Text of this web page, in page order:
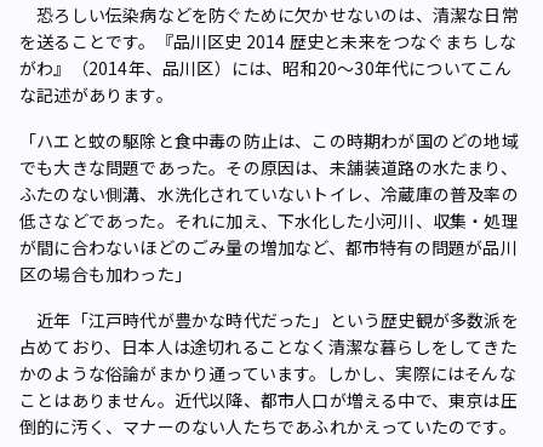
恐ろしい伝染病などを防ぐために欠かせないのは、清潔な日常
を送ることです。『品川区史 2014 歴史と未来をつなぐまち しな
がわ』（2014年、品川区）には、昭和20～30年代についてこん
な記述があります。
「ハエと蚊の駆除と食中毒の防止は、この時期わが国のどの地域
でも大きな問題であった。その原因は、未舗装道路の水たまり、
ふたのない側溝、水洗化されていないトイレ、冷蔵庫の普及率の
低さなどであった。それに加え、下水化した小河川、収集・処理
が間に合わないほどのごみ量の増加など、都市特有の問題が品川
区の場合も加わった」
近年「江戸時代が豊かな時代だった」という歴史観が多数派を
占めており、日本人は途切れることなく清潔な暮らしをしてきた
かのような俗論がまかり通っています。しかし、実際にはそんな
ことはありません。近代以降、都市人口が増える中で、東京は圧
倒的に汚く、マナーのない人たちであふれかえっていたのです。